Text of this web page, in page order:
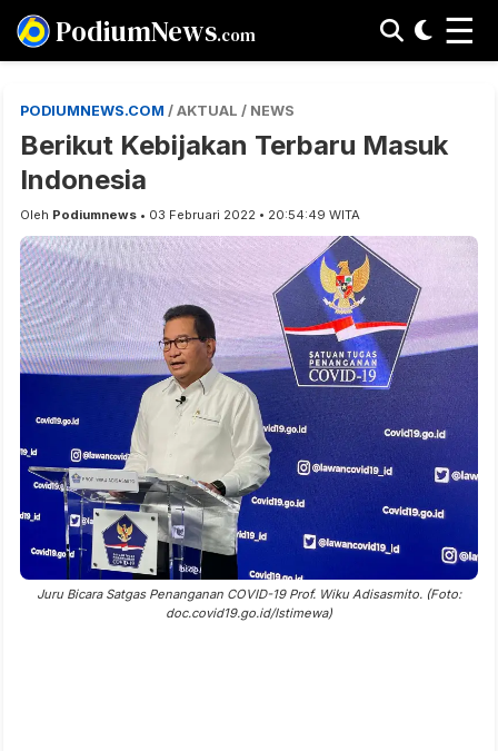
PodiumNews.com ☰
PODIUMNEWS.COM / AKTUAL / NEWS
Berikut Kebijakan Terbaru Masuk
Indonesia
Oleh Podiumnews • 03 Februari 2022 • 20:54:49 WITA
Juru Bicara Satgas Penanganan COVID-19 Prof. Wiku Adisasmito. (Foto:
doc.covid19.go.id/Istimewa)